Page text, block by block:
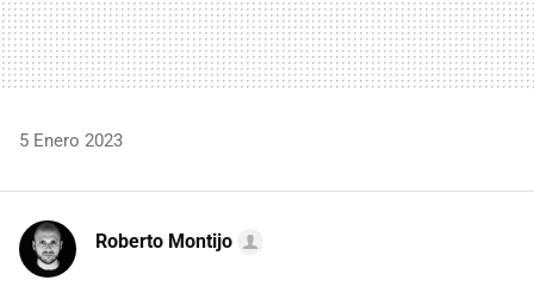
5 Enero 2023
Roberto Montijo